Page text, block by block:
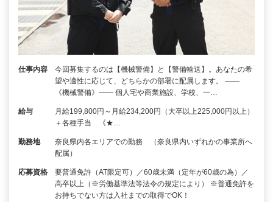
仕事内容
今回募集するのは【機械警備】と【警備輸送】。あなたの希
望や適性に応じて、どちらかの部署に配属します。 ――
《機械警備》―― 個人宅や商業施設、学校、一…
給与
月給199,800円～月給234,200円（大卒以上225,000円以上）
＋各種手当 《★…
勤務地
奈良県内各エリアでの勤務 （奈良県内いずれかの事業所へ
配属）
応募資格
要普通免許（AT限定可）／60歳未満（定年が60歳の為）／
高卒以上（※労働基準法等法令の規定により） ※普通免許を
お持ちでない方は入社までの取得でOK！